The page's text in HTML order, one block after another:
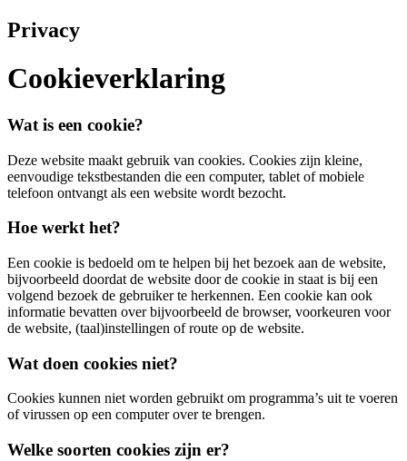
Privacy
Cookieverklaring
Wat is een cookie?
Deze website maakt gebruik van cookies. Cookies zijn kleine,
eenvoudige tekstbestanden die een computer, tablet of mobiele
telefoon ontvangt als een website wordt bezocht.
Hoe werkt het?
Een cookie is bedoeld om te helpen bij het bezoek aan de website,
bijvoorbeeld doordat de website door de cookie in staat is bij een
volgend bezoek de gebruiker te herkennen. Een cookie kan ook
informatie bevatten over bijvoorbeeld de browser, voorkeuren voor
de website, (taal)instellingen of route op de website.
Wat doen cookies niet?
Cookies kunnen niet worden gebruikt om programma’s uit te voeren
of virussen op een computer over te brengen.
Welke soorten cookies zijn er?